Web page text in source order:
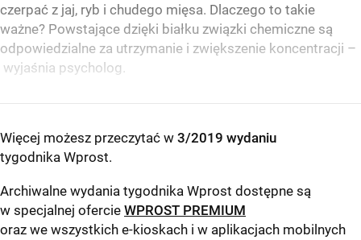
czerpać z jaj, ryb i chudego mięsa. Dlaczego to takie
ważne? Powstające dzięki białku związki chemiczne są
odpowiedzialne za utrzymanie i zwiększenie koncentracji –
wyjaśnia psycholog.
Więcej możesz przeczytać w 3/2019 wydaniu
tygodnika Wprost.
Archiwalne wydania tygodnika Wprost dostępne są
w specjalnej ofercie WPROST PREMIUM
oraz we wszystkich e-kioskach i w aplikacjach mobilnych